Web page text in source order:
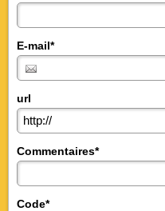
E-mail*
url
Commentaires*
Code*